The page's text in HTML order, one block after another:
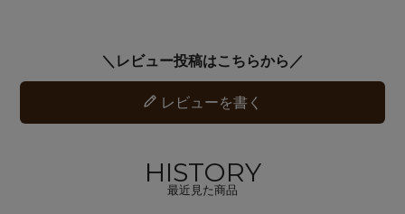
レビューを書く
HISTORY
最近見た商品